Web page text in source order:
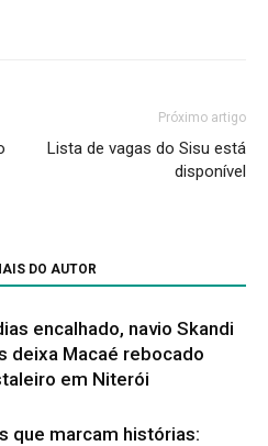
Próximo artigo
Lista de vagas do Sisu está
disponível
DO AUTOR
encalhado, navio Skandi
deixa Macaé rebocado
em Niterói
que marcam histórias: